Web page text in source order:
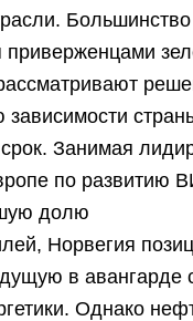
Большинство
зависимости
Занимая
по развитию
долю
Норвегия
в авангарде
Однако